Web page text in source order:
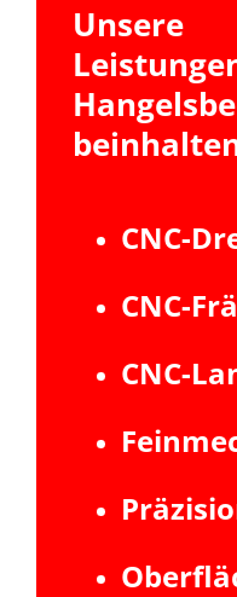
Unsere
CNC-
CNC-
CNC-